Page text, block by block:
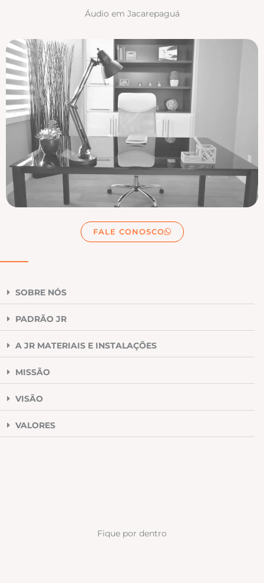
Áudio em Jacarepaguá
FALE CONOSCO
SOBRE NÓS
PADRÃO JR
A JR MATERIAIS E INSTALAÇÕES
MISSÃO
VISÃO
VALORES
Fique por dentro